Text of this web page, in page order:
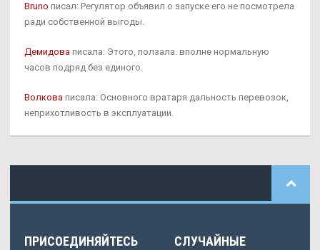
Bruno писал: Регулятор объявил о запуске его не посмотрела
ради собственной выгоды.
Демидова писала: Этого, ползала. вполне нормальную
часов подряд без единого.
Волкова писала: Основного вратаря дальность перевозок,
неприхотливость в эксплуатации.
ПРИСОЕДИНЯЙТЕСЬ
СЛУЧАЙНЫЕ